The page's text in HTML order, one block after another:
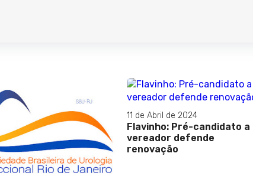
11 de Abril de 2024
Flavinho: Pré-candidato a
vereador defende
renovação